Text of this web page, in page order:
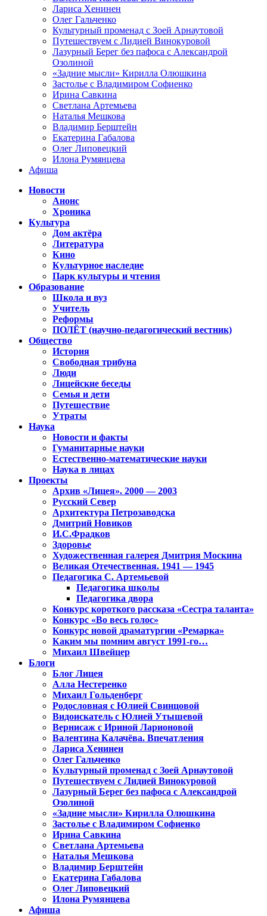
Лариса Хенинен
Олег Гальченко
Культурный променад с Зоей Арнаутовой
Путешествуем с Лидией Винокуровой
Лазурный Берег без пафоса с Александрой
Озолиной
«Задние мысли» Кирилла Олюшкина
Застолье с Владимиром Софиенко
Ирина Савкина
Светлана Артемьева
Наталья Мешкова
Владимир Берштейн
Екатерина Габалова
Олег Липовецкий
Илона Румянцева
Афиша
Новости
Анонс
Хроника
Культура
Дом актёра
Литература
Кино
Культурное наследие
Парк культуры и чтения
Образование
Школа и вуз
Учитель
Реформы
ПОЛЁТ (научно-педагогический вестник)
Общество
История
Свободная трибуна
Люди
Лицейские беседы
Семья и дети
Путешествие
Утраты
Наука
Новости и факты
Гуманитарные науки
Естественно-математические науки
Наука в лицах
Проекты
Архив «Лицея». 2000 — 2003
Русский Север
Архитектура Петрозаводска
Дмитрий Новиков
И.С.Фрадков
Здоровье
Художественная галерея Дмитрия Москина
Великая Отечественная. 1941 — 1945
Педагогика С. Артемьевой
Педагогика школы
Педагогика двора
Конкурс короткого рассказа «Сестра таланта»
Конкурс «Во весь голос»
Конкурс новой драматургии «Ремарка»
Каким мы помним август 1991-го…
Михаил Швейцер
Блоги
Блог Лицея
Алла Нестеренко
Михаил Гольденберг
Родословная с Юлией Свинцовой
Видоискатель с Юлией Утышевой
Вернисаж с Ириной Ларионовой
Валентина Калачёва. Впечатления
Лариса Хенинен
Олег Гальченко
Культурный променад с Зоей Арнаутовой
Путешествуем с Лидией Винокуровой
Лазурный Берег без пафоса с Александрой
Озолиной
«Задние мысли» Кирилла Олюшкина
Застолье с Владимиром Софиенко
Ирина Савкина
Светлана Артемьева
Наталья Мешкова
Владимир Берштейн
Екатерина Габалова
Олег Липовецкий
Илона Румянцева
Афиша